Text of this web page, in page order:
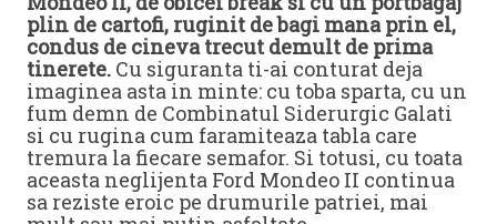
plin de cartofi, ruginit de bagi mana prin el,
condus de cineva trecut demult de prima
tinerete. Cu siguranta ti-ai conturat deja
imaginea asta in minte: cu toba sparta, cu un
fum demn de Combinatul Siderurgic Galati
si cu rugina cum faramiteaza tabla care
tremura la fiecare semafor. Si totusi, cu toata
aceasta neglijenta Ford Mondeo II continua
sa reziste eroic pe drumurile patriei, mai